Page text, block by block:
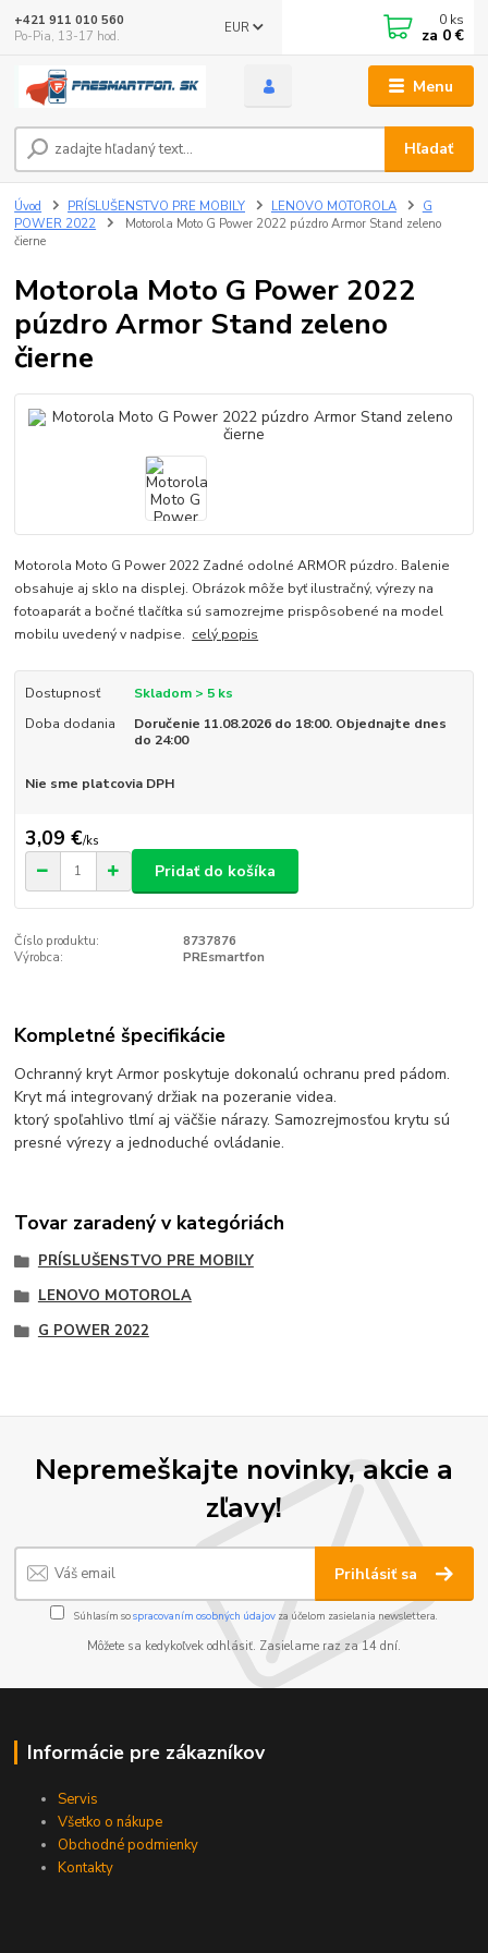
Menu
EUR
Hľadať
+421 911 010 560
Po-Pia, 13-17 hod.
0 ks
za 0 €
Úvod PRÍSLUŠENSTVO PRE MOBILY LENOVO MOTOROLA
G
POWER 2022
Motorola Moto G Power 2022 púzdro Armor Stand zeleno
čierne
Motorola Moto G Power 2022
púzdro Armor Stand zeleno
čierne
Motorola Moto G Power 2022 Zadné odolné ARMOR púzdro. Balenie
obsahuje aj sklo na displej. Obrázok môže byť ilustračný, výrezy na
fotoaparát a bočné tlačítka sú samozrejme prispôsobené na model
mobilu uvedený v nadpise. celý popis
Dostupnosť
Skladom > 5 ks
Doba dodania
Doručenie 11.08.2026 do 18:00. Objednajte dnes
do 24:00
Nie sme platcovia DPH
3,09 €/ks
Pridať do košíka
Číslo produktu:
8737876
Výrobca:
PREsmartfon
Kompletné špecifikácie
Ochranný kryt Armor poskytuje dokonalú ochranu pred pádom.
Kryt má integrovaný držiak na pozeranie videa.
ktorý spoľahlivo tlmí aj väčšie nárazy.Samozrejmosťou krytu sú
presné výrezy a jednoduché ovládanie.
Tovar zaradený v kategóriách
PRÍSLUŠENSTVO PRE MOBILY
LENOVO MOTOROLA
G POWER 2022
Nepremeškajte novinky, akcie a
zľavy!
Prihlásiť sa
Súhlasím sospracovaním osobných údajov za účelom zasielania newslettera.
Môžete sa kedykoľvek odhlásiť. Zasielame raz za 14 dní.
Informácie pre zákazníkov
Servis
Všetko o nákupe
Obchodné podmienky
Kontakty